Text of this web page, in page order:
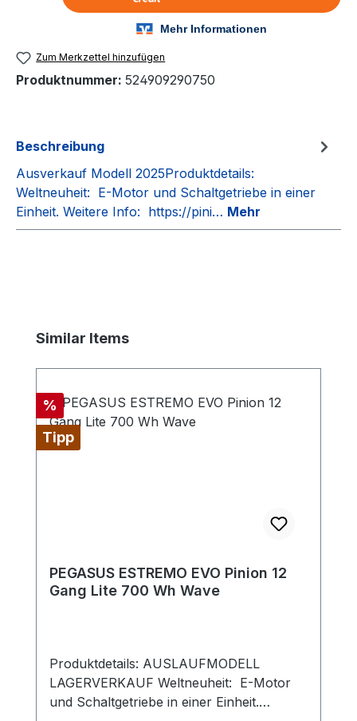
Zum Merkzettel hinzufügen
Produktnummer: 524909290750
Beschreibung
Ausverkauf Modell 2025Produktdetails:
Weltneuheit: E-Motor und Schaltgetriebe in einer
Einheit. Weitere Info: https://pini… Mehr
Produktgalerie überspringen
Similar Items
Rabatt
%
Tipp
PEGASUS ESTREMO EVO Pinion 12
Gang Lite 700 Wh Wave
Produktdetails: AUSLAUFMODELL
LAGERVERKAUF Weltneuheit: E-Motor
und Schaltgetriebe in einer Einheit.